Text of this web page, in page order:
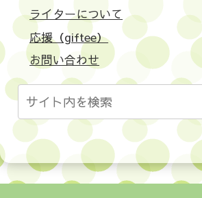
ライターについて
応援（giftee）
お問い合わせ